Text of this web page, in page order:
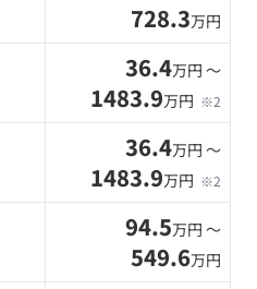
728.3万円
36.4万円 〜
1483.9万円 ※2
36.4万円 〜
1483.9万円 ※2
94.5万円 〜
549.6万円